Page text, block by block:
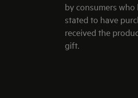
by consumers who
stated to have
received the
gift.